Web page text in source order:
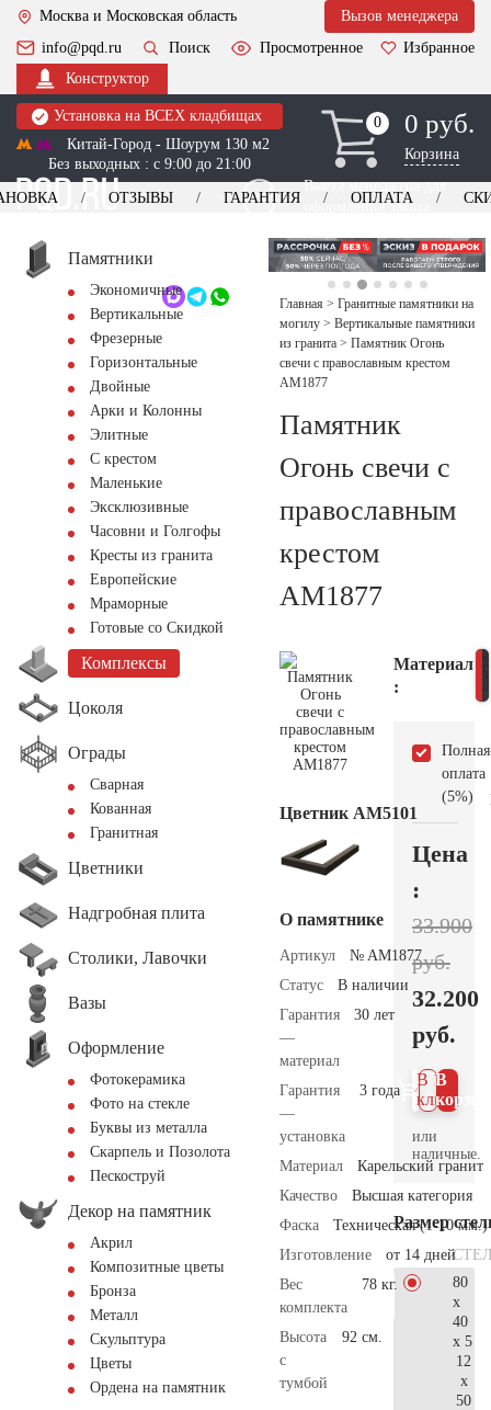
Москва и Московская область
Вызов менеджера
info@pqd.ru
Поиск Просмотренное
Избранное
Конструктор
Установка на ВСЕХ кладбищах
Китай-Город - Шоурум 130 м2
Без выходных : с 9:00 до 21:00
0
0 0 руб.
Корзина
Выезд менеджера для
оформления заказа
+7 (495) 518-44-23
Обратный звонок
ОТЗЫВЫ ГАРАНТИЯ ОПЛАТА
Памятники
Экономичные
Вертикальные
Фрезерные
Горизонтальные
Двойные
Арки и Колонны
Элитные
С крестом
Маленькие
Эксклюзивные
Часовни и Голгофы
Кресты из гранита
Европейские
Мраморные
Готовые со Скидкой
Комплексы
Цоколя
Ограды
Сварная
Кованная
Гранитная
Цветники
Надгробная плита
Столики, Лавочки
Вазы
Оформление
Фотокерамика
Фото на стекле
Буквы из металла
Скарпель и Позолота
Пескоструй
Декор на памятник
Акрил
Композитные цветы
Бронза
Металл
Скульптура
Цветы
Ордена на памятник
Главная > Гранитные памятники на
могилу > Вертикальные памятники
из гранита > Памятник Огонь
свечи с православным крестом
AM1877
Памятник
Огонь свечи с
православным
крестом
AM1877
Цветник АМ5101
О памятнике
Артикул
№ AM1877
Статус
В наличии
Гарантия
—
материал
30 лет
Гарантия
—
установка
3 года
Материал
Карельский гранит
Качество
Высшая категория
Фаска
Техническая (1-10 мм.)
Изготовление
от 14 дней
Вес
комплекта
78 кг.
Высота
с
тумбой
92 см.
Материал
:
Полная
оплата
(5%)
Цена
:
33.900
руб.
32.200
руб.
В
В 1
клик
или
наличные.
Размер
80
x
40
x 5
12
x
50